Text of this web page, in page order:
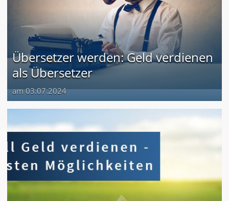
Übersetzer werden: Geld verdienen
als Übersetzer
am 03.07.2024